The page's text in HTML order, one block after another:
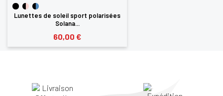
Lunettes de soleil sport polarisées
Solana...
60,00 €